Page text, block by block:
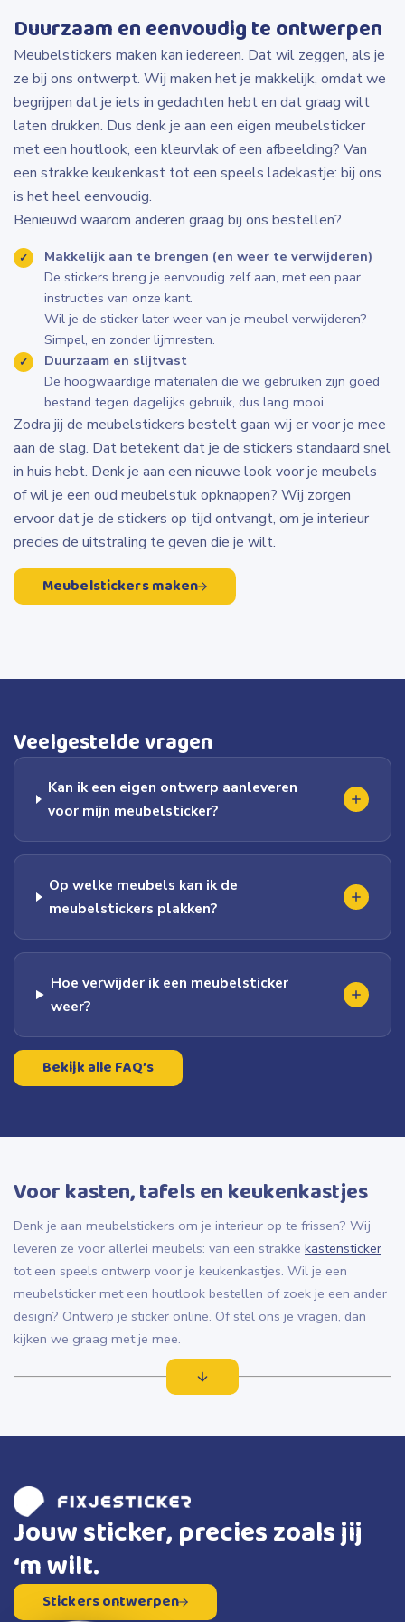
Duurzaam en eenvoudig te ontwerpen
Meubelstickers maken kan iedereen. Dat wil zeggen, als je
ze bij ons ontwerpt. Wij maken het je makkelijk, omdat we
begrijpen dat je iets in gedachten hebt en dat graag wilt
laten drukken. Dus denk je aan een eigen meubelsticker
met een houtlook, een kleurvlak of een afbeelding? Van
een strakke keukenkast tot een speels ladekastje: bij ons
is het heel eenvoudig.
Benieuwd waarom anderen graag bij ons bestellen?
Makkelijk aan te brengen (en weer te verwijderen)
De stickers breng je eenvoudig zelf aan, met een paar
instructies van onze kant.
Wil je de sticker later weer van je meubel verwijderen?
Simpel, en zonder lijmresten.
Duurzaam en slijtvast
De hoogwaardige materialen die we gebruiken zijn goed
bestand tegen dagelijks gebruik, dus lang mooi.
Zodra jij de meubelstickers bestelt gaan wij er voor je mee
aan de slag. Dat betekent dat je de stickers standaard snel
in huis hebt. Denk je aan een nieuwe look voor je meubels
of wil je een oud meubelstuk opknappen? Wij zorgen
ervoor dat je de stickers op tijd ontvangt, om je interieur
precies de uitstraling te geven die je wilt.
Meubelstickers maken
Veelgestelde vragen
Kan ik een eigen ontwerp aanleveren
voor mijn meubelsticker?
Op welke meubels kan ik de
meubelstickers plakken?
Hoe verwijder ik een meubelsticker
weer?
Bekijk alle FAQ’s
Voor kasten, tafels en keukenkastjes
Denk je aan meubelstickers om je interieur op te frissen? Wij
leveren ze voor allerlei meubels: van een strakke kastensticker
tot een speels ontwerp voor je keukenkastjes. Wil je een
meubelsticker met een houtlook bestellen of zoek je een ander
design? Ontwerp je sticker online. Of stel ons je vragen, dan
kijken we graag met je mee.
Een oud meubelstuk opknappen
Meubelstickers zijn een makkelijke manier om een oud
uitstraling.
Denk bijvoorbeeld aan een saaie kast die je een houtlook of een
frisse kleur geeft. Het resultaat is verrassend, en je bent er in
een handomdraai mee klaar.
Duurzaam en herbruikbaar
Onze meubelstickers zijn gemaakt van hoogwaardige
Jouw sticker, precies zoals jij
‘m wilt.
Stickers ontwerpen